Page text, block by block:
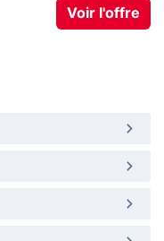
Voir l'offre